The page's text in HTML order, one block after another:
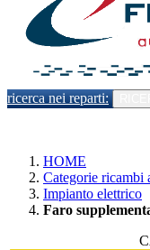
ricerca nei reparti:
HOME
Categorie ricambi
Impianto elettrico
Faro